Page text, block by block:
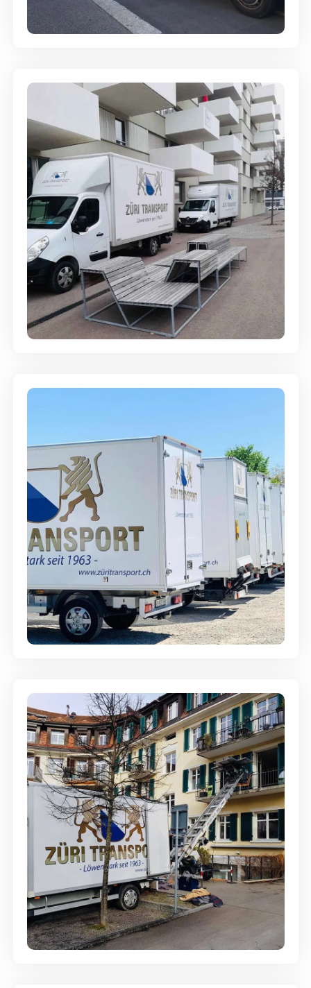
Full-Service - Für Privatumzüge
Umzugsreinigung - mit
Abgabegarantie
Möbellagerung - Alles sicher
aufbewahrt
Entsorgung & Räumung